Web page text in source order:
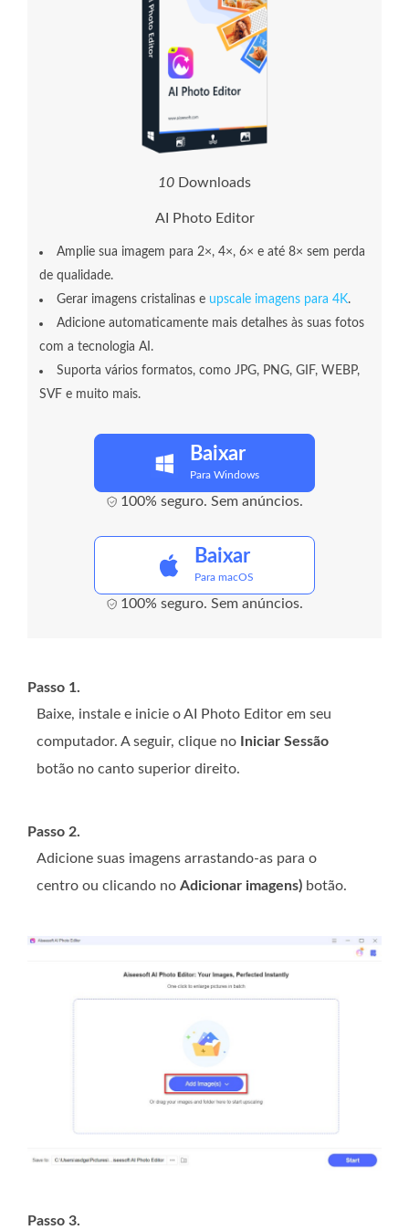
13 Downloads
AI Photo Editor
Amplie sua imagem para 2×, 4×, 6× e até 8× sem perda
de qualidade.
Gerar imagens cristalinas e upscale imagens para 4K.
Adicione automaticamente mais detalhes às suas fotos
com a tecnologia AI.
Suporta vários formatos, como JPG, PNG, GIF, WEBP,
SVF e muito mais.
Baixar
Para Windows
100% seguro. Sem anúncios.
Baixar
Para macOS
100% seguro. Sem anúncios.
Passo 1.
Baixe, instale e inicie o AI Photo Editor em seu
computador. A seguir, clique no
Iniciar Sessão
botão no canto superior direito.
Passo 2.
Adicione suas imagens arrastando-as para o
centro ou clicando no Adicionar imagens) botão.
Passo 3.